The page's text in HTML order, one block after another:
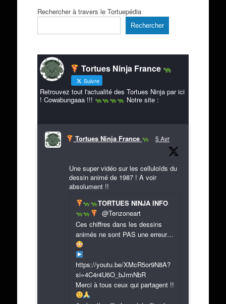
Rechercher à travers le Tortuepédia
Rechercher
Tortues Ninja France
Suivre
Retrouvez tout l'actualité des Tortues Ninja par ici
! Cowabungaaa !!!
Notre site :
Tortues Ninja France 5 Avr
Une super vidéo sur les celluloïds du
dessin animé de 1987 ! A voir
absolument !!
TORTUES NINJA INFO
@Tenzoneart
Ces chiffres dans les dessins
animés ne sont PAS une erreur…
https://youtu.be/XMcR5or9N8A?
si=4C4r4U6O_bJrmNbR
Merci à tous ceux qui partagent !!